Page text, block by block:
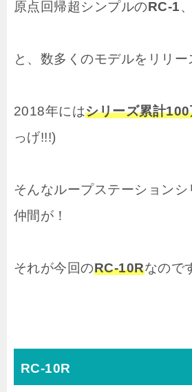
原点回帰超シンプルのRC-1、
と、数多くのモデルをリリー
2018年にはシリーズ累計
っげ!!!)
そんなループステーション
仲間が！
それが今回のRC-10Rなので
RC-10R